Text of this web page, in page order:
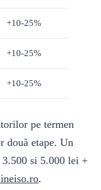
+10-25%
+10-25%
+10-25%
pe termen
două etape. Un
3.500 si 5.000 lei +
.